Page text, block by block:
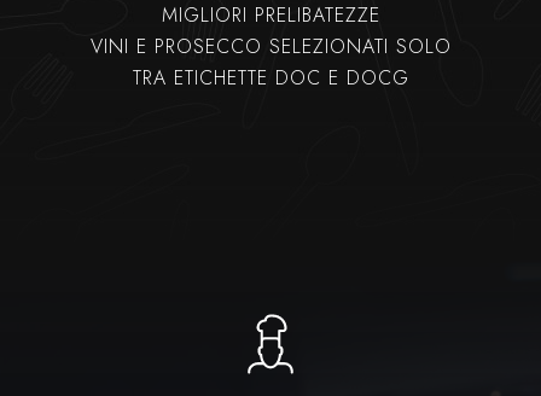
MIGLIORI PRELIBATEZZE
VINI E PROSECCO SELEZIONATI SOLO
TRA ETICHETTE DOC E DOCG